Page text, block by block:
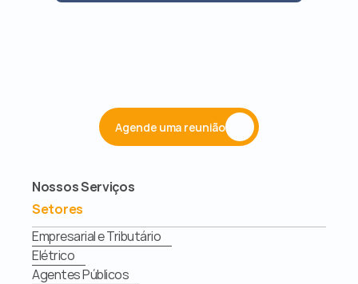
Agende uma reunião
Nossos Serviços
Setores
Empresarial e Tributário
Elétrico
Agentes Públicos